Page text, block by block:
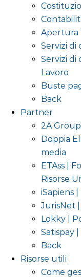
Apertura
Servizi di
Servizi di
Lavoro
Buste
Back
Partner
2A
Doppia
media
ETAss |
Risorse
iSapiens
JurisNet |
Lokky |
Satispay
Back
Risorse utili
Come